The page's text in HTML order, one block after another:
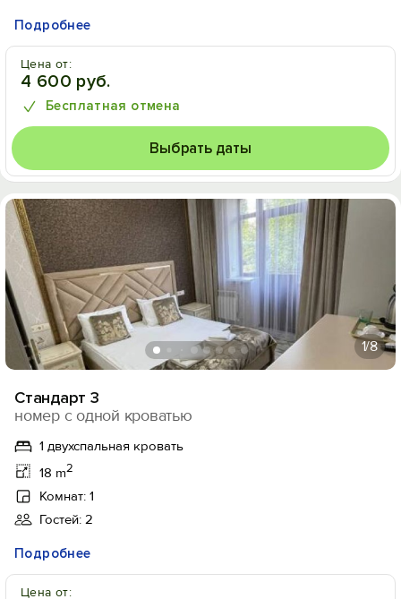
Подробнее
Цена от:
4 600 руб.
Бесплатная отмена
Выбрать даты
1/8
Стандарт 3
номер с одной кроватью
1 двухспальная кровать
18 m2
Комнат: 1
Гостей: 2
Подробнее
Цена от: